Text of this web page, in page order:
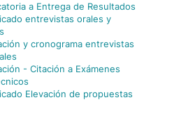
a Entrega de Resultados
entrevistas orales y
y cronograma entrevistas
- Citación a Exámenes
Elevación de propuestas